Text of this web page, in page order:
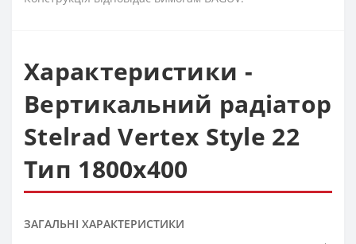
Характеристики -
Вертикальний радіатор
Stelrad Vertex Style 22
Тип 1800х400
ЗАГАЛЬНІ ХАРАКТЕРИСТИКИ